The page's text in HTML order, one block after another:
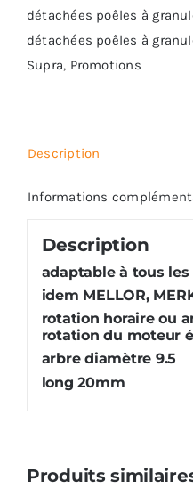
détachées poêles à
détachées poêles à
Supra, Promotions
Description
Informations
Description
adaptable à tous
idem MELLOR,
rotation horaire ou
rotation du moteur
arbre diamètre 9.5
long 20mm
Produits